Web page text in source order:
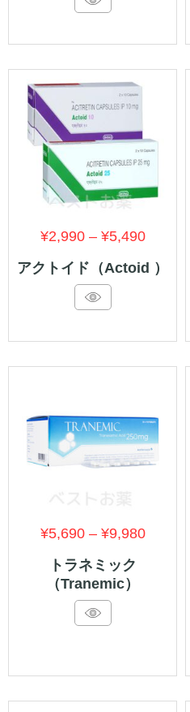
¥3,990
アクトイド（Actoid ）
¥2,990 –¥5,490価
格
–
¥5,490
トラネミック
（Tranemic）
¥5,690 –¥9,980価